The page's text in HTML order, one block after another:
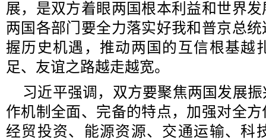
展，是双方着眼两国根本利益和世界
两国各部门要全力落实好我和普京总
握历史机遇，推动两国的互信根基越
足、友谊之路越走越宽。
习近平强调，双方要聚焦两国发展
作机制全面、完备的特点，加强对全
经贸投资、能源资源、交通运输、科